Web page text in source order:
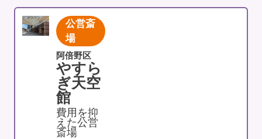
公営斎
場
阿倍野区
やすら
ぎ天空
館
費用を抑
えた公営
斎場